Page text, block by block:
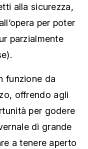
alla sicurezza,
per poter
parzialmente
funzione da
offrendo agli
per godere
di grande
a tenere aperto